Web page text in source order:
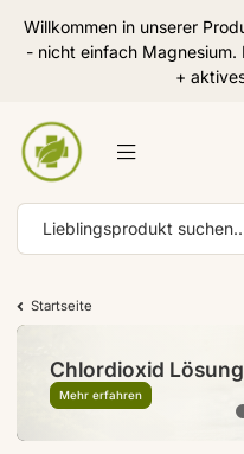
Willkommen in unserer
- nicht einfach Magnesium.
+
Startseite
Chlordioxid
Mehr erfahren
Zeolith
Mehr erfahren